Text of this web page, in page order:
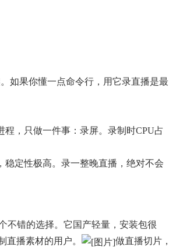
如果你懂一点命令行，用它录直播是最
程，只做一件事：录屏。录制时CPU占
稳定性极高。录一整晚直播，绝对不会
不错的选择。它国产轻量，安装包很
播素材的用户。
做直播切片